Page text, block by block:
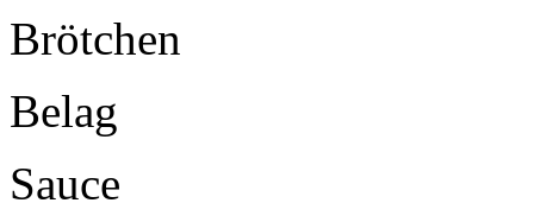
Brötchen
Belag
Sauce